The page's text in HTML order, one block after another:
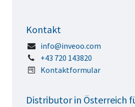
Distributor in Österreich
Kontakt
info@inveoo.com
+43 720 143820
Kontaktformular